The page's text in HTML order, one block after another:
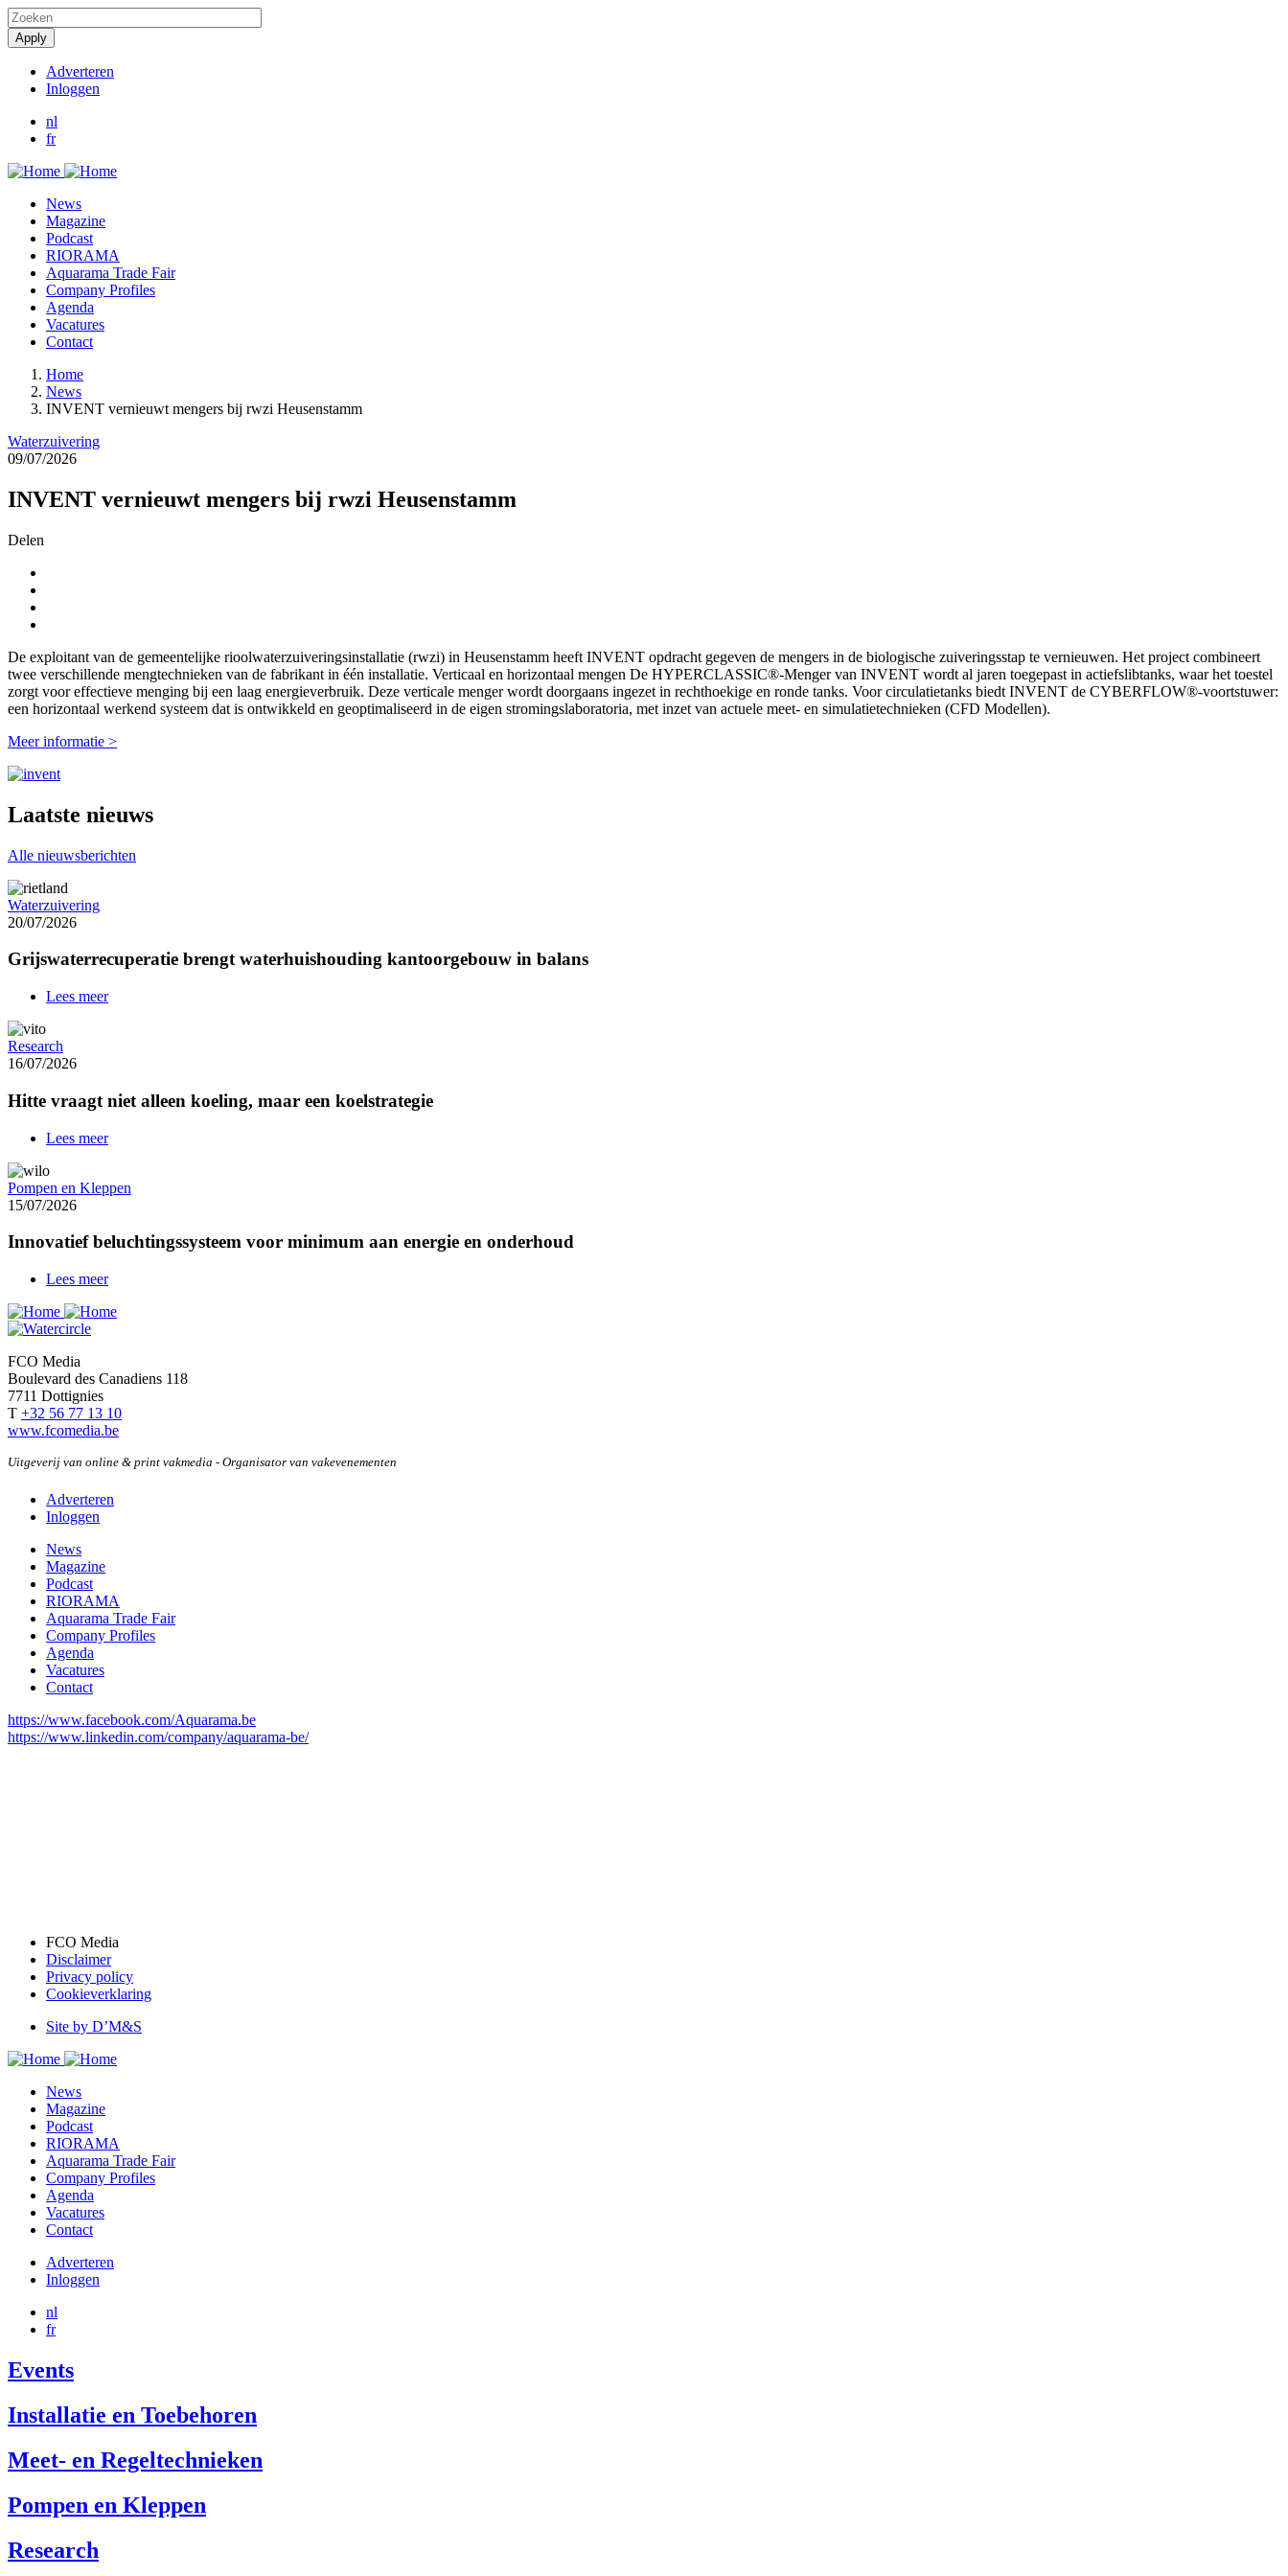
Overslaan
en
naar
inhoud
User
account
menu
Adverteren
Inloggen
nl
fr
News
Magazine
Podcast
RIORAMA
Aquarama Trade Fair
Company Profiles
Agenda
Vacatures
Contact
Kruimelpad
Home
News
INVENT vernieuwt mengers bij rwzi Heusenstamm
Waterzuivering
09/07/2026
INVENT vernieuwt mengers bij rwzi Heusenstamm
Delen
De exploitant van de gemeentelijke rioolwaterzuiveringsinstallatie (rwzi) in Heusenstamm heeft INVENT opdracht gegeven de mengers in de biologische zuiveringsstap te vernieuwen. Het project combineert
twee verschillende mengtechnieken van de fabrikant in één installatie. Verticaal en horizontaal mengen De HYPERCLASSIC®-Menger van INVENT wordt al jaren toegepast in actiefslibtanks, waar het toestel
zorgt voor effectieve menging bij een laag energieverbruik. Deze verticale menger wordt doorgaans ingezet in rechthoekige en ronde tanks. Voor circulatietanks biedt INVENT de CYBERFLOW®-voortstuwer:
een horizontaal werkend systeem dat is ontwikkeld en geoptimaliseerd in de eigen stromingslaboratoria, met inzet van actuele meet- en simulatietechnieken (CFD Modellen).
Meer informatie >
Laatste nieuws
Alle nieuwsberichten
Waterzuivering
20/07/2026
Grijswaterrecuperatie brengt waterhuishouding kantoorgebouw in balans
Lees meerover
balans
Research
16/07/2026
Hitte vraagt niet alleen koeling, maar een koelstrategie
Lees meerover
niet
maar
koelstrategie
Pompen en Kleppen
15/07/2026
Innovatief beluchtingssysteem voor minimum aan energie en onderhoud
Lees meerover
beluchtingssysteem
energie
onderhoud
FCO Media
Boulevard des Canadiens 118
7711 Dottignies
T +32 56 77 13 10
www.fcomedia.be
Uitgeverij van online & print vakmedia - Organisator van vakevenementen
User
account
menu
Adverteren
Inloggen
News
Magazine
Podcast
RIORAMA
Aquarama Trade Fair
Company Profiles
Agenda
Vacatures
Contact
https://www.facebook.com/Aquarama.be
https://www.linkedin.com/company/aquarama-be/
Bottom
menu
FCO Media
Disclaimer
Privacy policy
Cookieverklaring
DMS
Site by D’M&S
News
Magazine
Podcast
RIORAMA
Aquarama Trade Fair
Company Profiles
Agenda
Vacatures
Contact
User
account
menu
reference
Adverteren
Inloggen
nl
fr
Events
Installatie en Toebehoren
Meet- en Regeltechnieken
Pompen en Kleppen
Research